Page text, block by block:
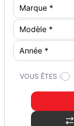
VOUS ÊTES :